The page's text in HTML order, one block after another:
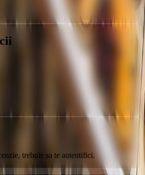
trebuie sa te autentifici.